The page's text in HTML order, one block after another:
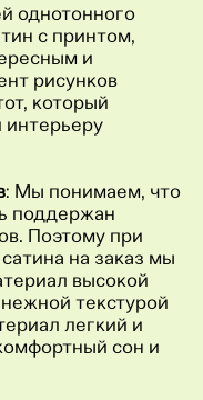
однотонного
с принтом,
и
рисунков
который
интерьеру
: Мы понимаем, что
поддержан
Поэтому при
на заказ мы
высокой
текстурой
легкий и
сон и